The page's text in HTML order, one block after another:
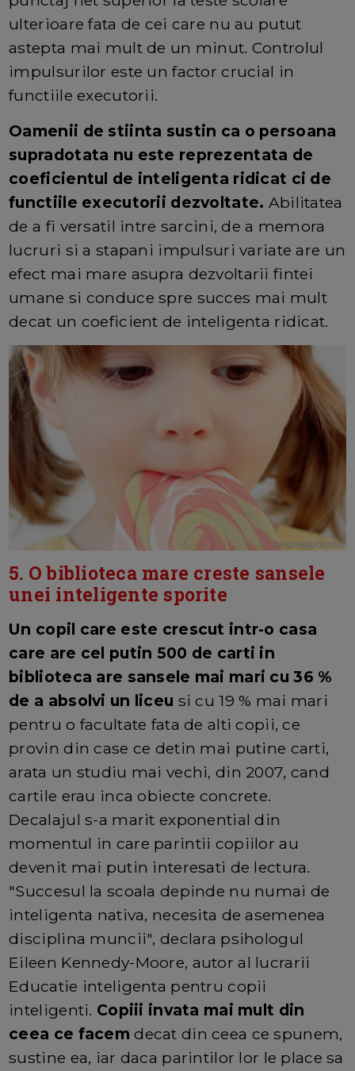
ulterioare fata de cei care nu au putut
astepta mai mult de un minut. Controlul
impulsurilor este un factor crucial in
functiile executorii.
Oamenii de stiinta sustin ca o persoana
supradotata nu este reprezentata de
coeficientul de inteligenta ridicat ci de
functiile executorii dezvoltate. Abilitatea
de a fi versatil intre sarcini, de a memora
lucruri si a stapani impulsuri variate are un
efect mai mare asupra dezvoltarii fintei
umane si conduce spre succes mai mult
decat un coeficient de inteligenta ridicat.
5. O biblioteca mare creste sansele
unei inteligente sporite
Un copil care este crescut intr-o casa
care are cel putin 500 de carti in
biblioteca are sansele mai mari cu 36 %
de a absolvi un liceu si cu 19 % mai mari
pentru o facultate fata de alti copii, ce
provin din case ce detin mai putine carti,
arata un studiu mai vechi, din 2007, cand
cartile erau inca obiecte concrete.
Decalajul s-a marit exponential din
momentul in care parintii copiilor au
devenit mai putin interesati de lectura.
"Succesul la scoala depinde nu numai de
inteligenta nativa, necesita de asemenea
disciplina muncii", declara psihologul
Eileen Kennedy-Moore, autor al lucrarii
Educatie inteligenta pentru copii
inteligenti. Copiii invata mai mult din
ceea ce facemdecat din ceea ce spunem,
sustine ea, iar daca parintilor lor le place sa